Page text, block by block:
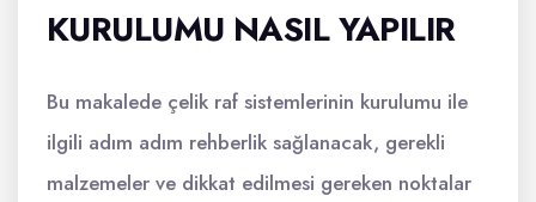
KURULUMU NASIL YAPILIR
Bu makalede çelik raf sistemlerinin kurulumu ile
ilgili adım adım rehberlik sağlanacak, gerekli
malzemeler ve dikkat edilmesi gereken noktalar